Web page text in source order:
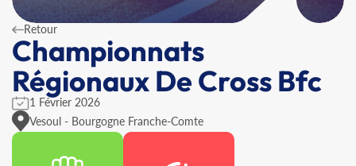
Retour
Championnats
Régionaux De Cross Bfc
1 Février 2026
Vesoul - Bourgogne Franche-Comte